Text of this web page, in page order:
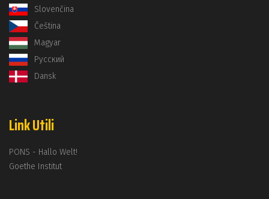
Slovenčina
Čeština
Magyar
Русский
Dansk
Link Utili
PONS - Hallo Welt!
Goethe Institut